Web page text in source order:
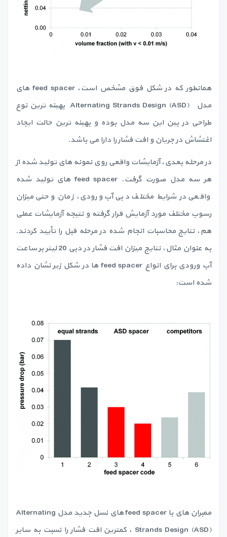
همانطور که در شکل فوق مشخص است، feed spacer های
مدل Alternating Strands Design (ASD) بهینه ترین نوع
طراحی در بین این سه مدل بوده و بهینه ترین حالت ایجاد
اغتشاش در جریان و افت فشار را دارا می باشد.
در مرحله بعدی، آزمایشات واقعی روی نمونه های تولید شده از
هر سه مدل صورت گرفت. feed spacer های تولید شده
واقعی در شرایط مختلف دبی آب ورودی، زمان و حتی میزان
رسوب مختلف مورد آزمایش قرار گرفته و نتیجه آزمایشات عملی
هم، نتایج محاسبات انجام شده در مرحله قبل را تأیید کردند.
به عنوان مثال، نتایج میزان افت فشار در دبی 20 لیتر بر ساعت
آب ورودی برای انواع feed spacer ها در شکل زیر نشان داده
شده است:
ممبران های با feed spacer های نسل جدید مدل Alternating
Strands Design (ASD) ، کمترین افت فشار را نسبت به سایر